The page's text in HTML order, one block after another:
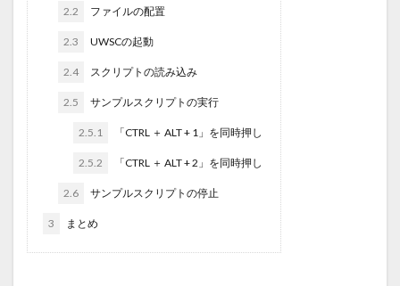
2.2 ファイルの配置
2.3 UWSCの起動
2.4 スクリプトの読み込み
2.5 サンプルスクリプトの実行
2.5.1 「CTRL ＋ ALT + 1」を同時押し
2.5.2 「CTRL ＋ ALT + 2」を同時押し
2.6 サンプルスクリプトの停止
3 まとめ